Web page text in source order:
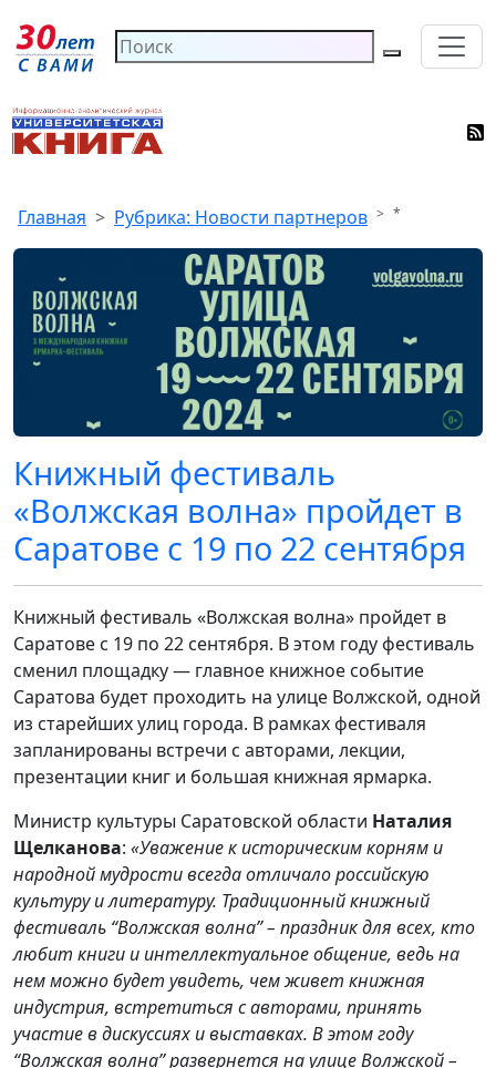
Главная Рубрика: Новости партнеров *
Книжный фестиваль
«Волжская волна» пройдет в
Саратове с 19 по 22 сентября
Книжный фестиваль «Волжская волна» пройдет в
Саратове с 19 по 22 сентября. В этом году фестиваль
сменил площадку — главное книжное событие
Саратова будет проходить на улице Волжской, одной
из старейших улиц города. В рамках фестиваля
запланированы встречи с авторами, лекции,
презентации книг и большая книжная ярмарка.
Министр культуры Саратовской области Наталия
Щелканова: «Уважение к историческим корням и
народной мудрости всегда отличало российскую
культуру и литературу. Традиционный книжный
фестиваль “Волжская волна” – праздник для всех, кто
любит книги и интеллектуальное общение, ведь на
нем можно будет увидеть, чем живет книжная
индустрия, встретиться с авторами, принять
участие в дискуссиях и выставках. В этом году
“Волжская волна” развернется на улице Волжской –